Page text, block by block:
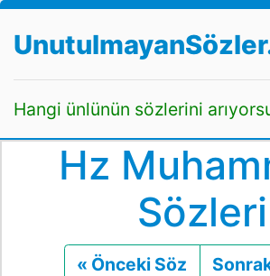
Hangi ünlünün sözlerini
Hz
Sözleri
« Önceki Söz Önceki